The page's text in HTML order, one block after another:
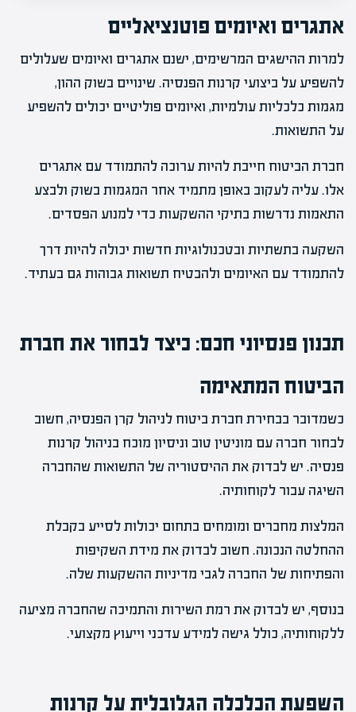
אתגרים ואיומים פוטנציאליים
למרות ההישגים המרשימים, ישנם אתגרים ואיומים שעלולים
להשפיע על ביצועי קרנות הפנסיה. שינויים בשוק ההון,
מגמות כלכליות עולמיות, ואיומים פוליטיים יכולים להשפיע
על התשואות.
חברת הביטוח חייבת להיות ערוכה להתמודד עם אתגרים
אלו. עליה לעקוב באופן מתמיד אחר המגמות בשוק ולבצע
התאמות נדרשות בתיקי ההשקעות כדי למנוע הפסדים.
השקעה בתשתיות ובטכנולוגיות חדשות יכולה להיות דרך
להתמודד עם האיומים ולהבטיח תשואות גבוהות גם בעתיד.
תכנון פנסיוני חכם: כיצד לבחור את חברת
הביטוח המתאימה
כשמדובר בבחירת חברת ביטוח לניהול קרן הפנסיה, חשוב
לבחור חברה עם מוניטין טוב וניסיון מוכח בניהול קרנות
פנסיה. יש לבדוק את ההיסטוריה של התשואות שהחברה
השיגה עבור לקוחותיה.
המלצות מחברים ומומחים בתחום יכולות לסייע בקבלת
ההחלטה הנכונה. חשוב לבדוק את מידת השקיפות
והפתיחות של החברה לגבי מדיניות ההשקעות שלה.
בנוסף, יש לבדוק את רמת השירות והתמיכה שהחברה מציעה
ללקוחותיה, כולל גישה למידע עדכני וייעוץ מקצועי.
השפעת הכלכלה הגלובלית על קרנות